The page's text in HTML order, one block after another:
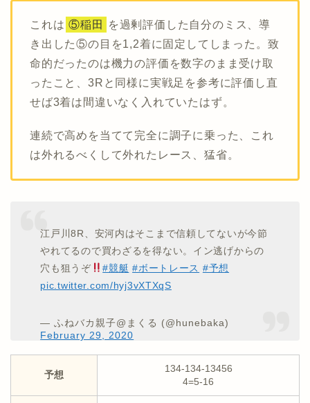
これは ⑤稲田
を過剰評価した自分のミス、導
き出した⑤の目を1,2着に固定してしまった。致
命的だったのは機力の評価を数字のまま受け取
ったこと、3Rと同様に実戦足を参考に評価し直
せば3着は間違いなく入れていたはず。
連続で高めを当てて完全に調子に乗った、これ
は外れるべくして外れたレース、猛省。
江戸川8R、安河内はそこまで信頼してないが今節
やれてるので買わざるを得ない。イン逃げからの
穴も狙うぞ
#競艇 #ボートレース #予想
pic.twitter.com/hyj3vXTXqS
— ふねバカ親子@まくる (@hunebaka)
February 29, 2020
予想
134-134-13456
4=5-16